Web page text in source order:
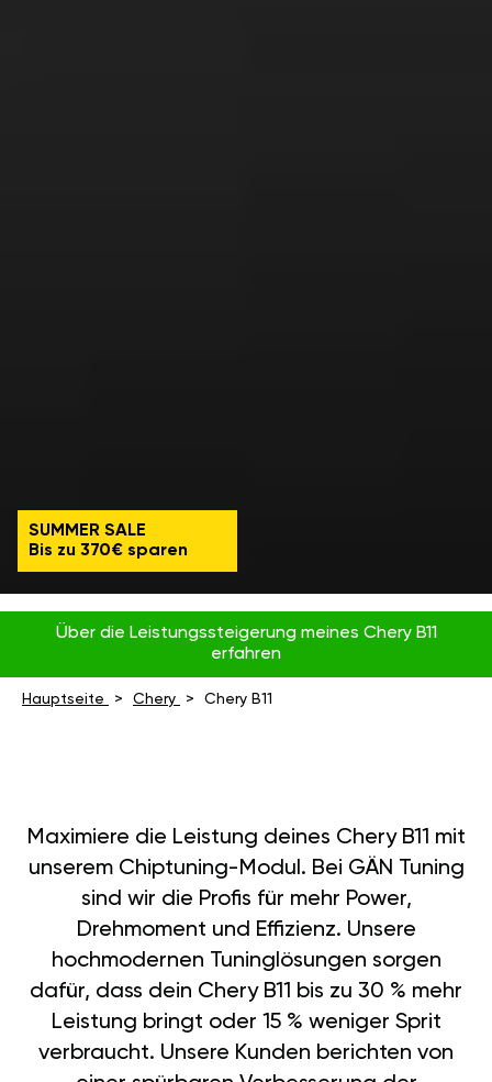
SUMMER SALE
Bis zu 370€ sparen
Über die Leistungssteigerung meines Chery B11
erfahren
Hauptseite Chery Chery B11
Maximiere die Leistung deines Chery B11 mit
unserem Chiptuning-Modul. Bei GÄN Tuning
sind wir die Profis für mehr Power,
Drehmoment und Effizienz. Unsere
hochmodernen Tuninglösungen sorgen
dafür, dass dein Chery B11 bis zu 30 % mehr
Leistung bringt oder 15 % weniger Sprit
verbraucht. Unsere Kunden berichten von